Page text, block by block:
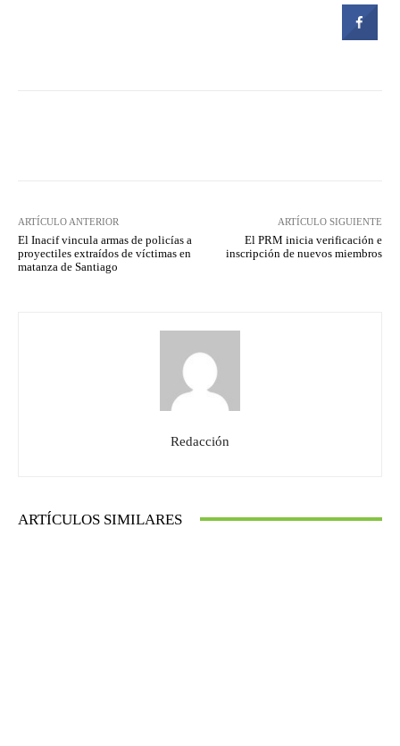
ARTÍCULO ANTERIOR
El Inacif vincula armas de policías a
proyectiles extraídos de víctimas en
matanza de Santiago
ARTÍCULO SIGUIENTE
El PRM inicia verificación e
inscripción de nuevos miembros
Redacción
ARTÍCULOS SIMILARES